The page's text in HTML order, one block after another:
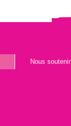
Nous soutenir